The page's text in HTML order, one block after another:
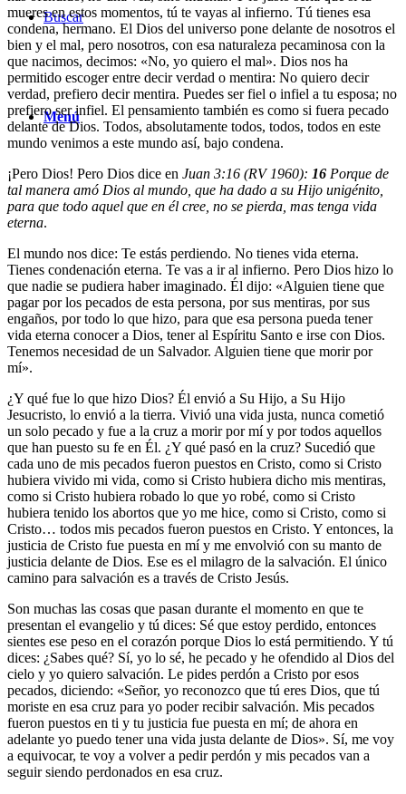
Buscar
Menú
mueres en estos momentos, tú te vayas al infierno. Tú tienes esa
condena, hermano. El Dios del universo pone delante de nosotros el
bien y el mal, pero nosotros, con esa naturaleza pecaminosa con la
que nacimos, decimos: «No, yo quiero el mal». Dios nos ha
permitido escoger entre decir verdad o mentira: No quiero decir
verdad, prefiero decir mentira. Puedes ser fiel o infiel a tu esposa; no
prefiero ser infiel. El pensamiento también es como si fuera pecado
delante de Dios. Todos, absolutamente todos, todos, todos en este
mundo venimos a este mundo así, bajo condena.
¡Pero Dios! Pero Dios dice en Juan 3:16 (RV 1960): 16 Porque de
tal manera amó Dios al mundo, que ha dado a su Hijo unigénito,
para que todo aquel que en él cree, no se pierda, mas tenga vida
eterna.
El mundo nos dice: Te estás perdiendo. No tienes vida eterna.
Tienes condenación eterna. Te vas a ir al infierno. Pero Dios hizo lo
que nadie se pudiera haber imaginado. Él dijo: «Alguien tiene que
pagar por los pecados de esta persona, por sus mentiras, por sus
engaños, por todo lo que hizo, para que esa persona pueda tener
vida eterna conocer a Dios, tener al Espíritu Santo e irse con Dios.
Tenemos necesidad de un Salvador. Alguien tiene que morir por
mí».
¿Y qué fue lo que hizo Dios? Él envió a Su Hijo, a Su Hijo
Jesucristo, lo envió a la tierra. Vivió una vida justa, nunca cometió
un solo pecado y fue a la cruz a morir por mí y por todos aquellos
que han puesto su fe en Él. ¿Y qué pasó en la cruz? Sucedió que
cada uno de mis pecados fueron puestos en Cristo, como si Cristo
hubiera vivido mi vida, como si Cristo hubiera dicho mis mentiras,
como si Cristo hubiera robado lo que yo robé, como si Cristo
hubiera tenido los abortos que yo me hice, como si Cristo, como si
Cristo… todos mis pecados fueron puestos en Cristo. Y entonces, la
justicia de Cristo fue puesta en mí y me envolvió con su manto de
justicia delante de Dios. Ese es el milagro de la salvación. El único
camino para salvación es a través de Cristo Jesús.
Son muchas las cosas que pasan durante el momento en que te
presentan el evangelio y tú dices: Sé que estoy perdido, entonces
sientes ese peso en el corazón porque Dios lo está permitiendo. Y tú
dices: ¿Sabes qué? Sí, yo lo sé, he pecado y he ofendido al Dios del
cielo y yo quiero salvación. Le pides perdón a Cristo por esos
pecados, diciendo: «Señor, yo reconozco que tú eres Dios, que tú
moriste en esa cruz para yo poder recibir salvación. Mis pecados
fueron puestos en ti y tu justicia fue puesta en mí; de ahora en
adelante yo puedo tener una vida justa delante de Dios». Sí, me voy
a equivocar, te voy a volver a pedir perdón y mis pecados van a
seguir siendo perdonados en esa cruz.